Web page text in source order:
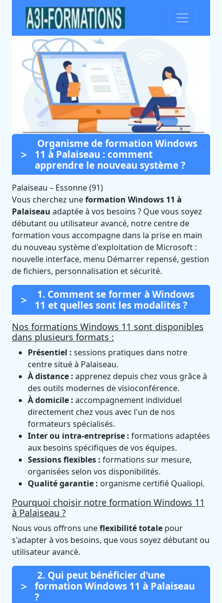
Formation Windows 11 à
Palaiseau (Essonne)
Certifié Qualiopi et éligible CPF
Organisme de formation Windows
11 à Palaiseau : comment
apprendre le nouveau système ?
Palaiseau – Essonne (91)
Vous cherchez uneformation Windows 11 à
Palaiseau adaptée à vos besoins ? Que vous soyez
débutant ou utilisateur avancé, notre centre de
formation vous accompagne dans la prise en main
du nouveau système d'exploitation de Microsoft :
nouvelle interface, menu Démarrer repensé, gestion
de fichiers, personnalisation et sécurité.
1. Comment se former à Windows
11 et quelles sont les modalités ?
Nos formations Windows 11 sont disponibles
dans plusieurs formats :
Présentiel : sessions pratiques dans notre
centre situé à Palaiseau.
À distance : apprenez depuis chez vous grâce à
des outils modernes de visioconférence.
À domicile : accompagnement individuel
directement chez vous avec l'un de nos
formateurs spécialisés.
Inter ou intra-entreprise : formations adaptées
aux besoins spécifiques de vos équipes.
Sessions flexibles : formations sur mesure,
organisées selon vos disponibilités.
Qualité garantie : organisme certifié Qualiopi.
Pourquoi choisir notre formation Windows 11
à Palaiseau ?
Nous vous offrons uneflexibilité totale pour
s'adapter à vos besoins, que vous soyez débutant ou
utilisateur avancé.
2. Qui peut bénéficier d'une
formation Windows 11 à Palaiseau
?